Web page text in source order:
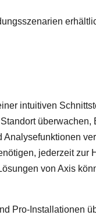
intuitiven
jederzeit
von Axis
Pro-Installationen